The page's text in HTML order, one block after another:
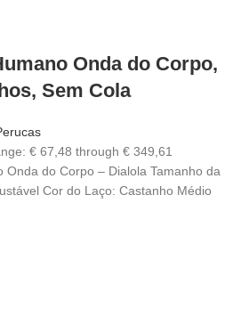
Onda do Corpo,
Sem Cola
€ 67,48 through € 349,61
Onda do Corpo – Dialola Tamanho da
Cor do Laço: Castanho Médio